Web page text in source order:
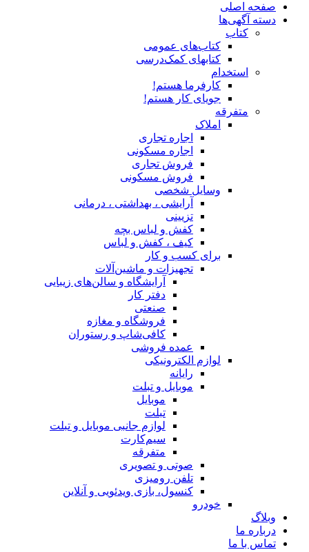
صفحه اصلی
دسته آگهی‌ها
کتاب
کتاب‌های عمومی
کتابهای کمک‌درسی
استخدام
کارفرما هستم!
جویای کار هستم!
متفرقه
املاک
اجاره تجاری
اجاره مسکونی
فروش تجاری
فروش مسکونی
وسایل شخصی
آرایشی ، بهداشتی ، درمانی
تزیینی
کفش و لباس بچه
کیف ، کفش و لباس
برای کسب و کار
تجهیزات و ماشین‌آلات
آرایشگاه و سالن‌های زیبایی
دفتر کار
صنعتی
فروشگاه و مغازه
کافی‌شاپ و رستوران
عمده فروشی
لوازم الکترونیکی
رایانه
موبایل و تبلت
موبایل
تبلت
لوازم جانبی موبایل و تبلت
سیم‌کارت
متفرقه
صوتی و تصویری
تلفن رومیزی
کنسول، بازی‌ ویدئویی و آنلاین
خودرو
وبلاگ
درباره ما
تماس با ما